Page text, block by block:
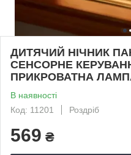
ДИТЯЧИЙ НІЧНИК
СЕНСОРНЕ
ПРИКРОВАТНА
В наявності
Код: 11201
Роздріб
569 ₴